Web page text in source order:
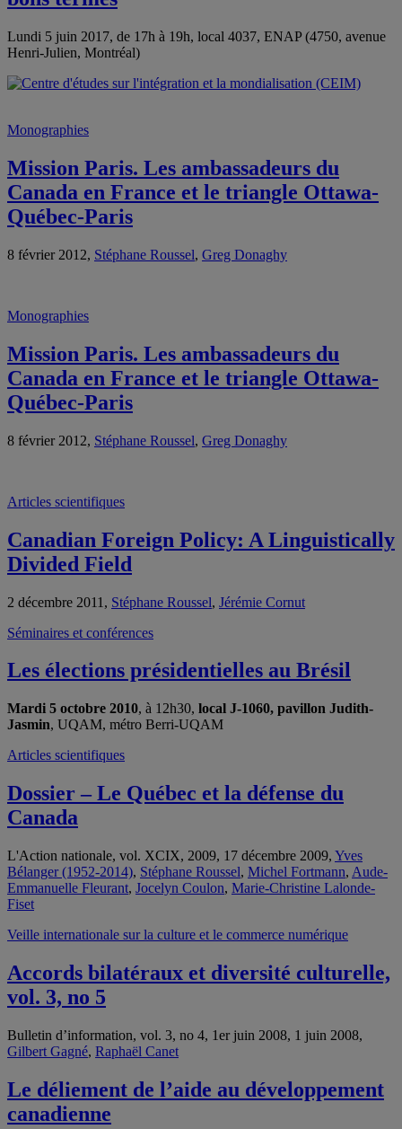
Lundi 5 juin 2017, de 17h à 19h, local 4037, ENAP (4750, avenue
Henri-Julien, Montréal)
Monographies
Mission Paris. Les ambassadeurs du
Canada en France et le triangle Ottawa-
Québec-Paris
8 février 2012, Stéphane Roussel, Greg Donaghy
Monographies
Mission Paris. Les ambassadeurs du
Canada en France et le triangle Ottawa-
Québec-Paris
8 février 2012, Stéphane Roussel, Greg Donaghy
Articles scientifiques
Canadian Foreign Policy: A Linguistically
Divided Field
2 décembre 2011, Stéphane Roussel, Jérémie Cornut
Séminaires et conférences
Les élections présidentielles au Brésil
Mardi 5 octobre 2010, à 12h30, local J-1060, pavillon Judith-
Jasmin, UQAM, métro Berri-UQAM
Articles scientifiques
Dossier – Le Québec et la défense du
Canada
L'Action nationale, vol. XCIX, 2009, 17 décembre 2009, Yves
Bélanger (1952-2014), Stéphane Roussel, Michel Fortmann, Aude-
Emmanuelle Fleurant, Jocelyn Coulon, Marie-Christine Lalonde-
Fiset
Veille internationale sur la culture et le commerce numérique
Accords bilatéraux et diversité culturelle,
vol. 3, no 5
Bulletin d’information, vol. 3, no 4, 1er juin 2008, 1 juin 2008,
Gilbert Gagné, Raphaël Canet
Le déliement de l’aide au développement
canadienne